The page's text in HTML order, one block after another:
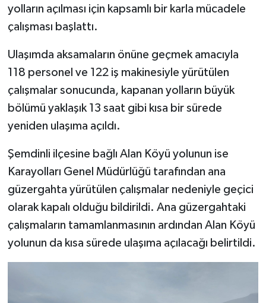
yolların açılması için kapsamlı bir karla mücadele
çalışması başlattı.
Ulaşımda aksamaların önüne geçmek amacıyla
118 personel ve 122 iş makinesiyle yürütülen
çalışmalar sonucunda, kapanan yolların büyük
bölümü yaklaşık 13 saat gibi kısa bir sürede
yeniden ulaşıma açıldı.
Şemdinli ilçesine bağlı Alan Köyü yolunun ise
Karayolları Genel Müdürlüğü tarafından ana
güzergahta yürütülen çalışmalar nedeniyle geçici
olarak kapalı olduğu bildirildi. Ana güzergahtaki
çalışmaların tamamlanmasının ardından Alan Köyü
yolunun da kısa sürede ulaşıma açılacağı belirtildi.